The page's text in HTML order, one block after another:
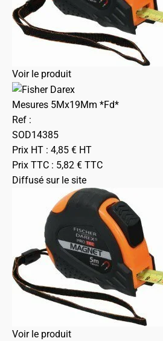
Voir le produit
Mesures 5Mx19Mm *Fd*
Ref :
SOD14385
Prix HT : 4,85 € HT
Prix TTC : 5,82 € TTC
Diffusé sur le site
Voir le produit